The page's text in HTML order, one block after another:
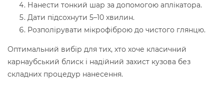
Нанести тонкий шар за допомогою аплікатора.
Дати підсохнути 5–10 хвилин.
Розполірувати мікрофіброю до чистого глянцю.
Оптимальний вибір для тих, хто хоче класичний
карнаубський блиск і надійний захист кузова без
складних процедур нанесення.